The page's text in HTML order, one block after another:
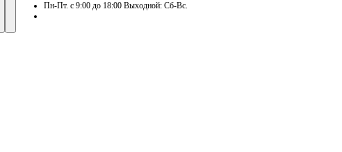
Пн-Пт. с 9:00 до 18:00 Выходной: Сб-Вс.